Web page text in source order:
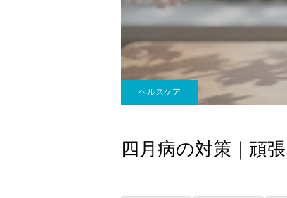
ヘルスケア
四月病の対策｜頑